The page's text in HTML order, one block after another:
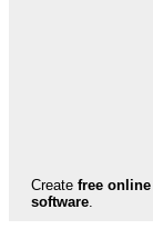
Create free
software.